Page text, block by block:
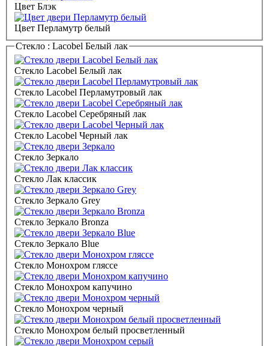
Цвет Блэк
Цвет Перламутр белый
Стекло : Lacobel Белый лак
Стекло Lacobel Белый лак
Стекло Lacobel Перламутровый лак
Стекло Lacobel Серебряный лак
Стекло Lacobel Черный лак
Стекло Зеркало
Стекло Лак классик
Стекло Зеркало Grey
Стекло Зеркало Bronza
Стекло Зеркало Blue
Стекло Монохром гляссе
Стекло Монохром капучино
Стекло Монохром черный
Стекло Монохром белый просветленный